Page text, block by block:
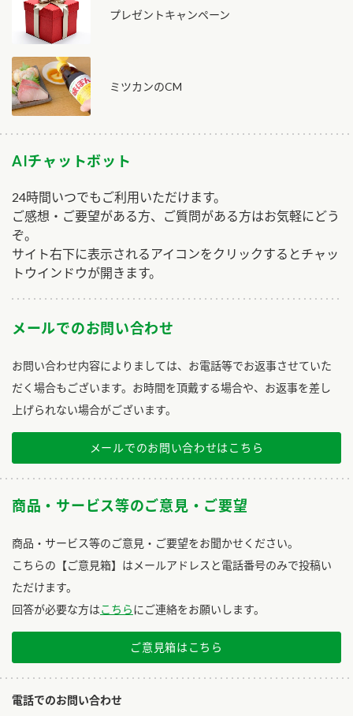
プレゼントキャンペーン
ミツカンのCM
AIチャットボット
24時間いつでもご利用いただけます。
ご感想・ご要望がある方、ご質問がある方はお気軽にどう
ぞ。
サイト右下に表示されるアイコンをクリックするとチャッ
トウインドウが開きます。
メールでのお問い合わせ
お問い合わせ内容によりましては、お電話等でお返事させていた
だく場合もございます。お時間を頂戴する場合や、お返事を差し
上げられない場合がございます。
メールでのお問い合わせはこちら
商品・サービス等のご意見・ご要望
商品・サービス等のご意見・ご要望をお聞かせください。
こちらの【ご意見箱】はメールアドレスと電話番号のみで投稿い
ただけます。
回答が必要な方はこちらにご連絡をお願いします。
ご意見箱はこちら
電話でのお問い合わせ